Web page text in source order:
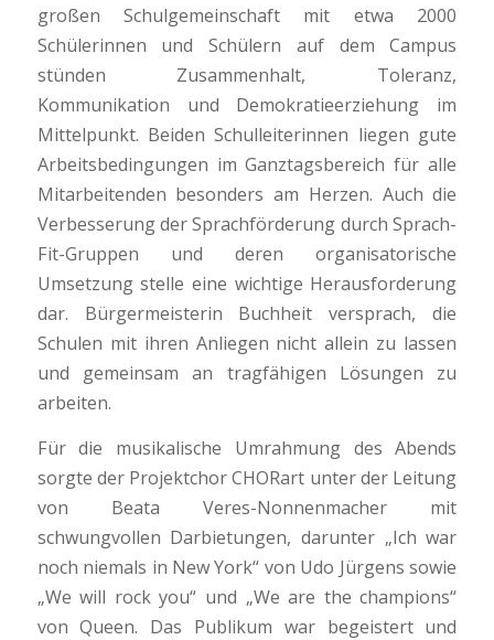
großen Schulgemeinschaft mit etwa 2000
Schülerinnen und Schülern auf dem Campus
stünden Zusammenhalt, Toleranz,
Kommunikation und Demokratieerziehung im
Mittelpunkt. Beiden Schulleiterinnen liegen gute
Arbeitsbedingungen im Ganztagsbereich für alle
Mitarbeitenden besonders am Herzen. Auch die
Verbesserung der Sprachförderung durch Sprach-
Fit-Gruppen und deren organisatorische
Umsetzung stelle eine wichtige Herausforderung
dar. Bürgermeisterin Buchheit versprach, die
Schulen mit ihren Anliegen nicht allein zu lassen
und gemeinsam an tragfähigen Lösungen zu
arbeiten.
Für die musikalische Umrahmung des Abends
sorgte der Projektchor CHORart unter der Leitung
von Beata Veres-Nonnenmacher mit
schwungvollen Darbietungen, darunter „Ich war
noch niemals in New York“ von Udo Jürgens sowie
„We will rock you“ und „We are the champions“
von Queen. Das Publikum war begeistert und